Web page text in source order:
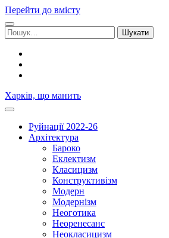
Перейти до вмісту
Шукати:
Харків, що манить
Руйнації 2022-26
Архітектура
Бароко
Еклектизм
Класицизм
Конструктивізм
Модерн
Модернізм
Неоготика
Неоренесанс
Неокласицизм